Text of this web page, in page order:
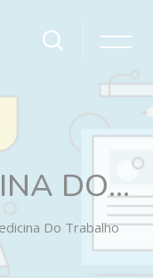
SESMT / MEDICINA DO TRABALHO
Do Trabalho